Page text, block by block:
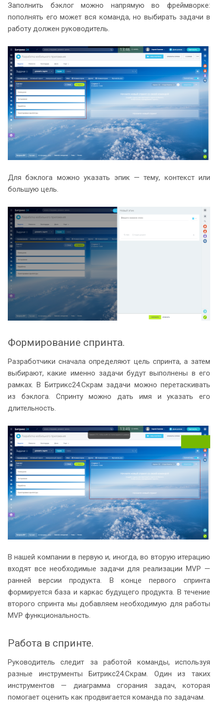
Заполнить бэклог можно напрямую во фреймворке:
пополнять его может вся команда, но выбирать задачи в
работу должен руководитель.
Для бэклога можно указать эпик — тему, контекст или
большую цель.
Формирование спринта.
Разработчики сначала определяют цель спринта, а затем
выбирают, какие именно задачи будут выполнены в его
рамках. В Битрикс24.Скрам задачи можно перетаскивать
из бэклога. Спринту можно дать имя и указать его
длительность.
В нашей компании в первую и, иногда, во вторую итерацию
входят все необходимые задачи для реализации MVP —
ранней версии продукта. В конце первого спринта
формируется база и каркас будущего продукта. В течение
второго спринта мы добавляем необходимую для работы
MVP функциональность.
Работа в спринте.
Руководитель следит за работой команды, используя
разные инструменты Битрикс24.Скрам. Один из таких
инструментов — диаграмма сгорания задач, которая
помогает оценить как продвигается команда по задачам.